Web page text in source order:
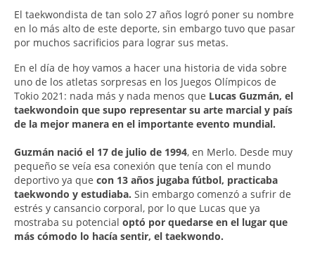
El taekwondista de tan solo 27 años logró poner su nombre
en lo más alto de este deporte, sin embargo tuvo que pasar
por muchos sacrificios para lograr sus metas.
En el día de hoy vamos a hacer una historia de vida sobre
uno de los atletas sorpresas en los Juegos Olímpicos de
Tokio 2021: nada más y nada menos que Lucas Guzmán, el
taekwondoin que supo representar su arte marcial y país
de la mejor manera en el importante evento mundial.
Guzmán nació el 17 de julio de 1994, en Merlo. Desde muy
pequeño se veía esa conexión que tenía con el mundo
deportivo ya que con 13 años jugaba fútbol, practicaba
taekwondo y estudiaba. Sin embargo comenzó a sufrir de
estrés y cansancio corporal, por lo que Lucas que ya
mostraba su potencial optó por quedarse en el lugar que
más cómodo lo hacía sentir, el taekwondo.